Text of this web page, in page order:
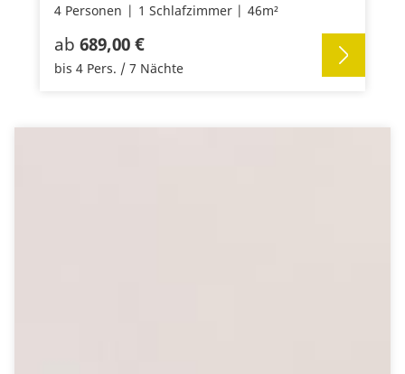
4 Personen 1 Schlafzimmer 46m²
ab 689,00 €
bis 4 Pers. / 7 Nächte